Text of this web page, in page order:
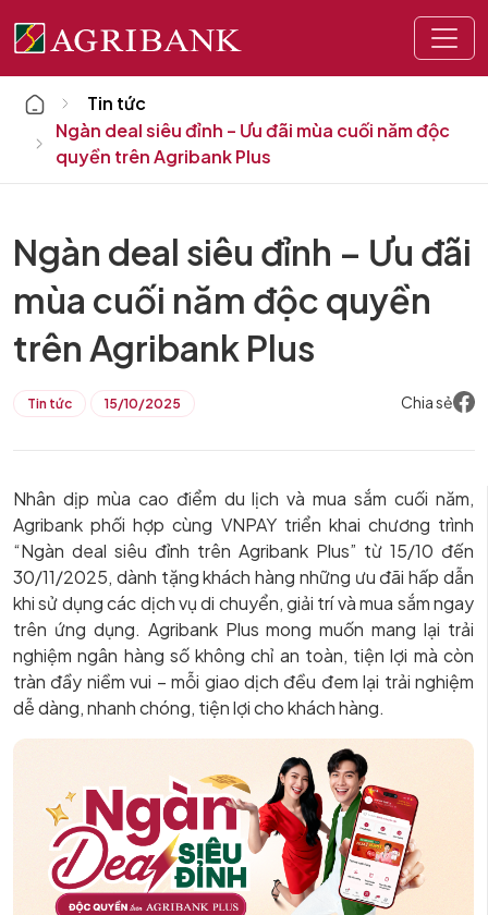
HomeTin tức
Ngàn deal siêu đỉnh – Ưu đãi mùa cuối năm độc
quyền trên Agribank Plus
Ngàn deal siêu đỉnh – Ưu đãi
mùa cuối năm độc quyền
trên Agribank Plus
Tin tức 15/10/2025 Chia sẻ
Nhân dịp mùa cao điểm du lịch và mua sắm cuối năm,
Agribank phối hợp cùng VNPAY triển khai chương trình
“Ngàn deal siêu đỉnh trên Agribank Plus” từ 15/10 đến
30/11/2025, dành tặng khách hàng những ưu đãi hấp dẫn
khi sử dụng các dịch vụ di chuyển, giải trí và mua sắm ngay
trên ứng dụng. Agribank Plus mong muốn mang lại trải
nghiệm ngân hàng số không chỉ an toàn, tiện lợi mà còn
tràn đầy niềm vui – mỗi giao dịch đều đem lại trải nghiệm
dễ dàng, nhanh chóng, tiện lợi cho khách hàng.